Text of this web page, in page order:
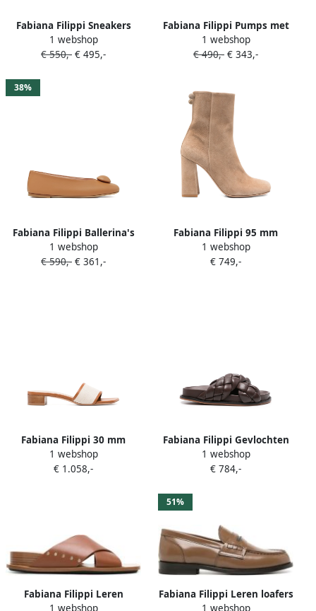
Fabiana Filippi Sneakers
met net vlak Bruin
1 webshop
€ 550,- € 495,-
Fabiana Filippi Pumps met
uitgesneden hak Bruin
1 webshop
€ 490,- € 343,-
38%
Fabiana Filippi Ballerina's
met applicatie Bruin
1 webshop
€ 590,- € 361,-
Fabiana Filippi 95 mm
verfraaide laarzen met
blokhak Bruin
1 webshop
€ 749,-
Fabiana Filippi 30 mm
sandalen met vierkante
neus Bruin
1 webshop
€ 1.058,-
Fabiana Filippi Gevlochten
leren slippers Bruin
1 webshop
€ 784,-
Fabiana Filippi Leren
1 webshop
51%
Fabiana Filippi Leren loafers
1 webshop